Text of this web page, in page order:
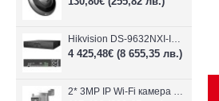
Hikvision DS-9632NXI-I8/VPro – 32-канален NVR с интелигентен AI анализ
4 425,48€ (8 655,35 лв.)
2* 3MP IP Wi-Fi камера Dahua P3D-3F-PV-P-0280B/0600B-PRO